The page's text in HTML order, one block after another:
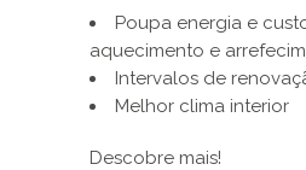
Poupa energia e
aquecimento e
Intervalos de
Melhor clima interior
Descobre mais!